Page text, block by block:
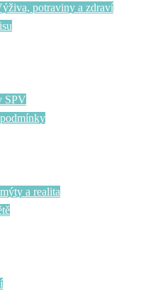
potraviny a zdraví
SPV
a realita